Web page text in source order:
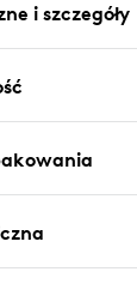
i szczegóły